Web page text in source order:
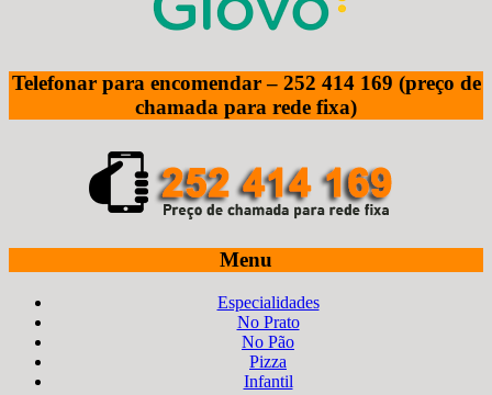
Telefonar para encomendar – 252 414 169 (preço de
chamada para rede fixa)
Menu
Especialidades
No Prato
No Pão
Pizza
Infantil